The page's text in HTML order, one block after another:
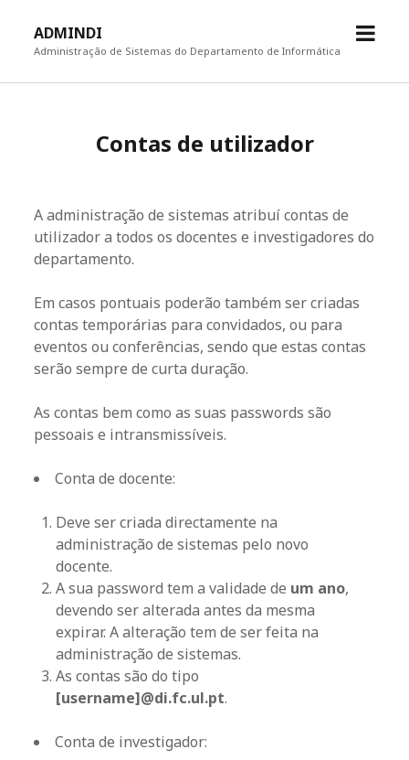
ADMINDI
Administração de Sistemas do Departamento de Informática
open
Contas de utilizador
A administração de sistemas atribuí contas de
utilizador a todos os docentes e investigadores do
departamento.
Em casos pontuais poderão também ser criadas
contas temporárias para convidados, ou para
eventos ou conferências, sendo que estas contas
serão sempre de curta duração.
As contas bem como as suas passwords são
pessoais e intransmissíveis.
Conta de docente:
Deve ser criada directamente na
administração de sistemas pelo novo
docente.
A sua password tem a validade de um ano,
devendo ser alterada antes da mesma
expirar. A alteração tem de ser feita na
administração de sistemas.
As contas são do tipo
[username]@di.fc.ul.pt.
Conta de investigador: